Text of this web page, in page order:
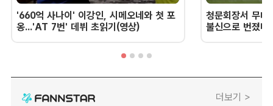
'660억 사나이' 이강인, 시메오네와 첫 포
옹...'AT 7번' 데뷔 초읽기(영상)
청문회장서 무너
불신으로 번졌
더보기 >